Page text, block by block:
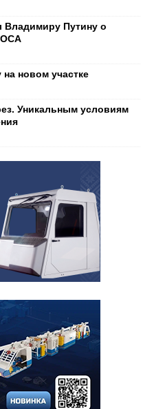
Владимиру Путину о
на новом участке
Уникальным условиям